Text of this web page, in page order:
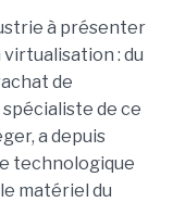
à présenter
: du
de
de ce
a depuis
technologique
matériel du